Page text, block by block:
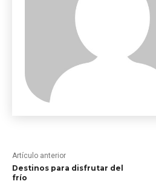
Artículo anterior
Destinos para disfrutar del
frío